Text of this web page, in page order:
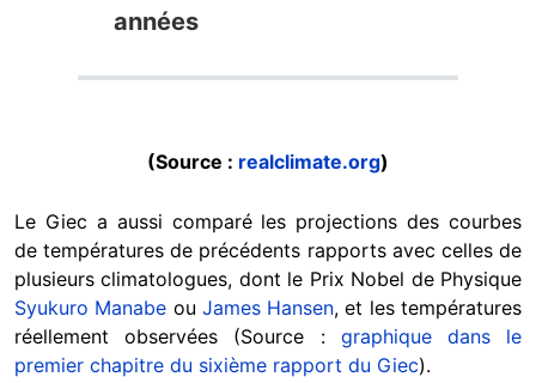
années
(Source : realclimate.org)
Le Giec a aussi comparé les projections des courbes
de températures de précédents rapports avec celles de
plusieurs climatologues, dont le Prix Nobel de Physique
Syukuro Manabe ou James Hansen, et les températures
réellement observées (Source : graphique dans le
premier chapitre du sixième rapport du Giec).